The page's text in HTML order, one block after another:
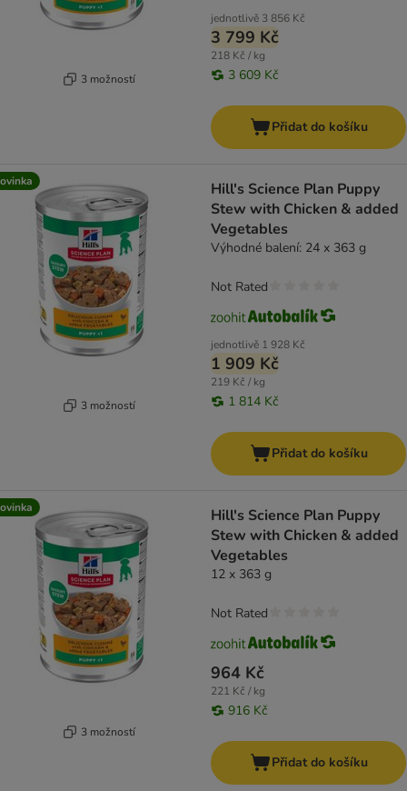
3 možností
jednotlivě 3 856 Kč
3 799 Kč
218 Kč / kg
3 609 Kč
Přidat do košíku
3 možností
Hill's Science Plan Puppy
Stew with Chicken & added
Vegetables
Výhodné balení: 24 x 363 g
jednotlivě 1 928 Kč
1 909 Kč
219 Kč / kg
1 814 Kč
Not Rated
Přidat do košíku
3 možností
Hill's Science Plan Puppy
Stew with Chicken & added
Vegetables
12 x 363 g
964 Kč
221 Kč / kg
916 Kč
Not Rated
Přidat do košíku